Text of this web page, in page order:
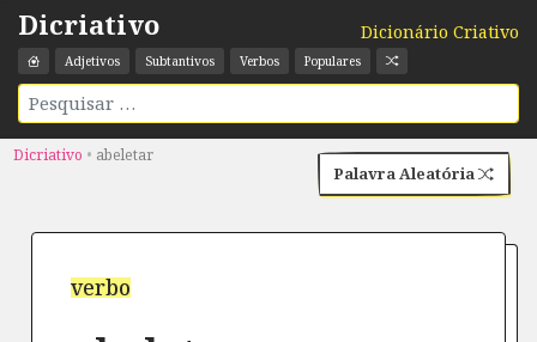
Dicriativo Dicionário Criativo
Adjetivos Subtantivos Verbos Populares
Dicriativo • abeletar
Palavra Aleatória
verbo